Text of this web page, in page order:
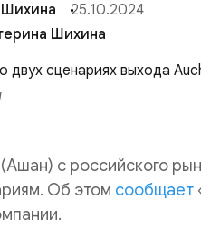
Шихина
25.10.2024
Шихина
с российского
Об этом сообщает